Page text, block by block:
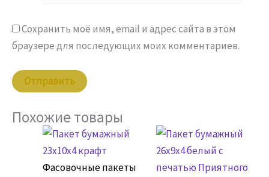
Сохранить моё имя, email и адрес сайта в этом
браузере для последующих моих комментариев.
Похожие товары
Фасовочные пакеты